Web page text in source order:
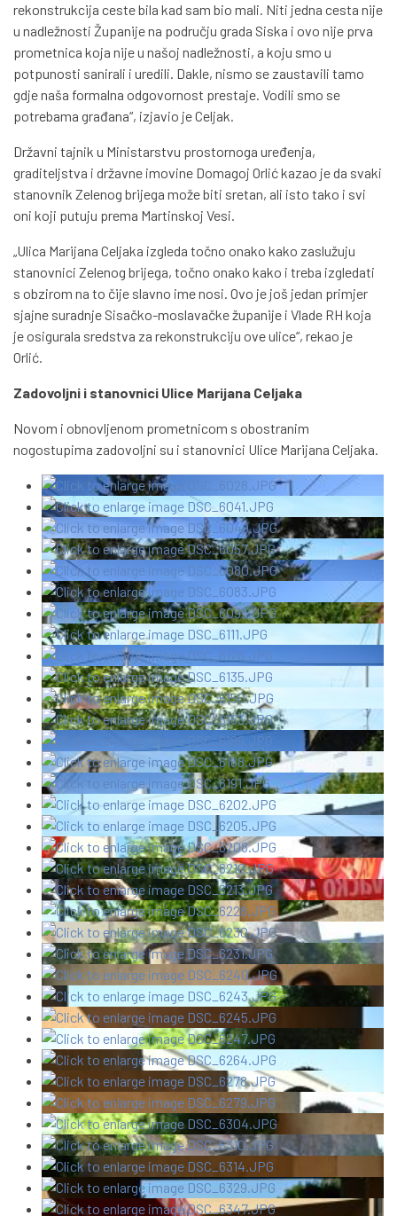
rekonstrukcija ceste bila kad sam bio mali. Niti jedna cesta nije
u nadležnosti Županije na području grada Siska i ovo nije prva
prometnica koja nije u našoj nadležnosti, a koju smo u
potpunosti sanirali i uredili. Dakle, nismo se zaustavili tamo
gdje naša formalna odgovornost prestaje. Vodili smo se
potrebama građana“, izjavio je Celjak.
Državni tajnik u Ministarstvu prostornoga uređenja,
graditeljstva i državne imovine Domagoj Orlić kazao je da svaki
stanovnik Zelenog brijega može biti sretan, ali isto tako i svi
oni koji putuju prema Martinskoj Vesi.
„Ulica Marijana Celjaka izgleda točno onako kako zaslužuju
stanovnici Zelenog brijega, točno onako kako i treba izgledati
s obzirom na to čije slavno ime nosi. Ovo je još jedan primjer
sjajne suradnje Sisačko-moslavačke županije i Vlade RH koja
je osigurala sredstva za rekonstrukciju ove ulice“, rekao je
Orlić.
Zadovoljni i stanovnici Ulice Marijana Celjaka
Novom i obnovljenom prometnicom s obostranim
nogostupima zadovoljni su i stanovnici Ulice Marijana Celjaka.